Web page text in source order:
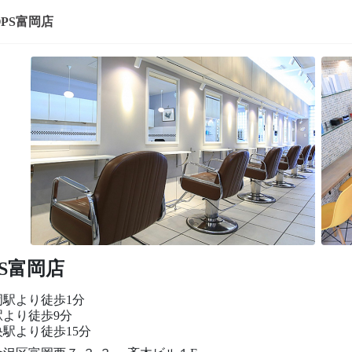
富岡店
富岡店
より徒歩1分
り徒歩9分
より徒歩15分